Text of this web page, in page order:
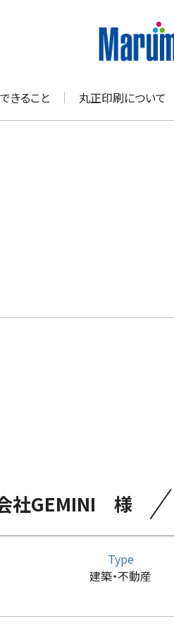
きること 丸正印刷について
社GEMINI 様 ／
Type
建築・不動産